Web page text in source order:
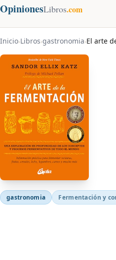
OpinionesLibros.com
Inicio›Libros›gastronomia›El arte
gastronomia Fermentación y